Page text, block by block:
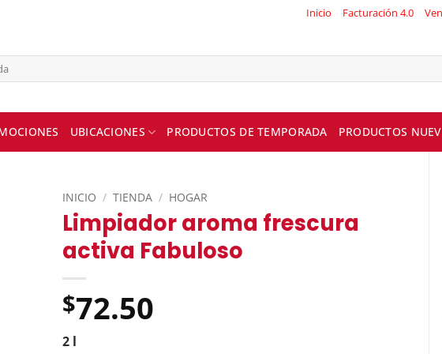
Inicio Facturación 4.0
UBICACIONES PRODUCTOS DE TEMPORADA PRODUCTOS
INICIO / TIENDA / HOGAR
Limpiador aroma frescura
activa Fabuloso
$72.50
2 l